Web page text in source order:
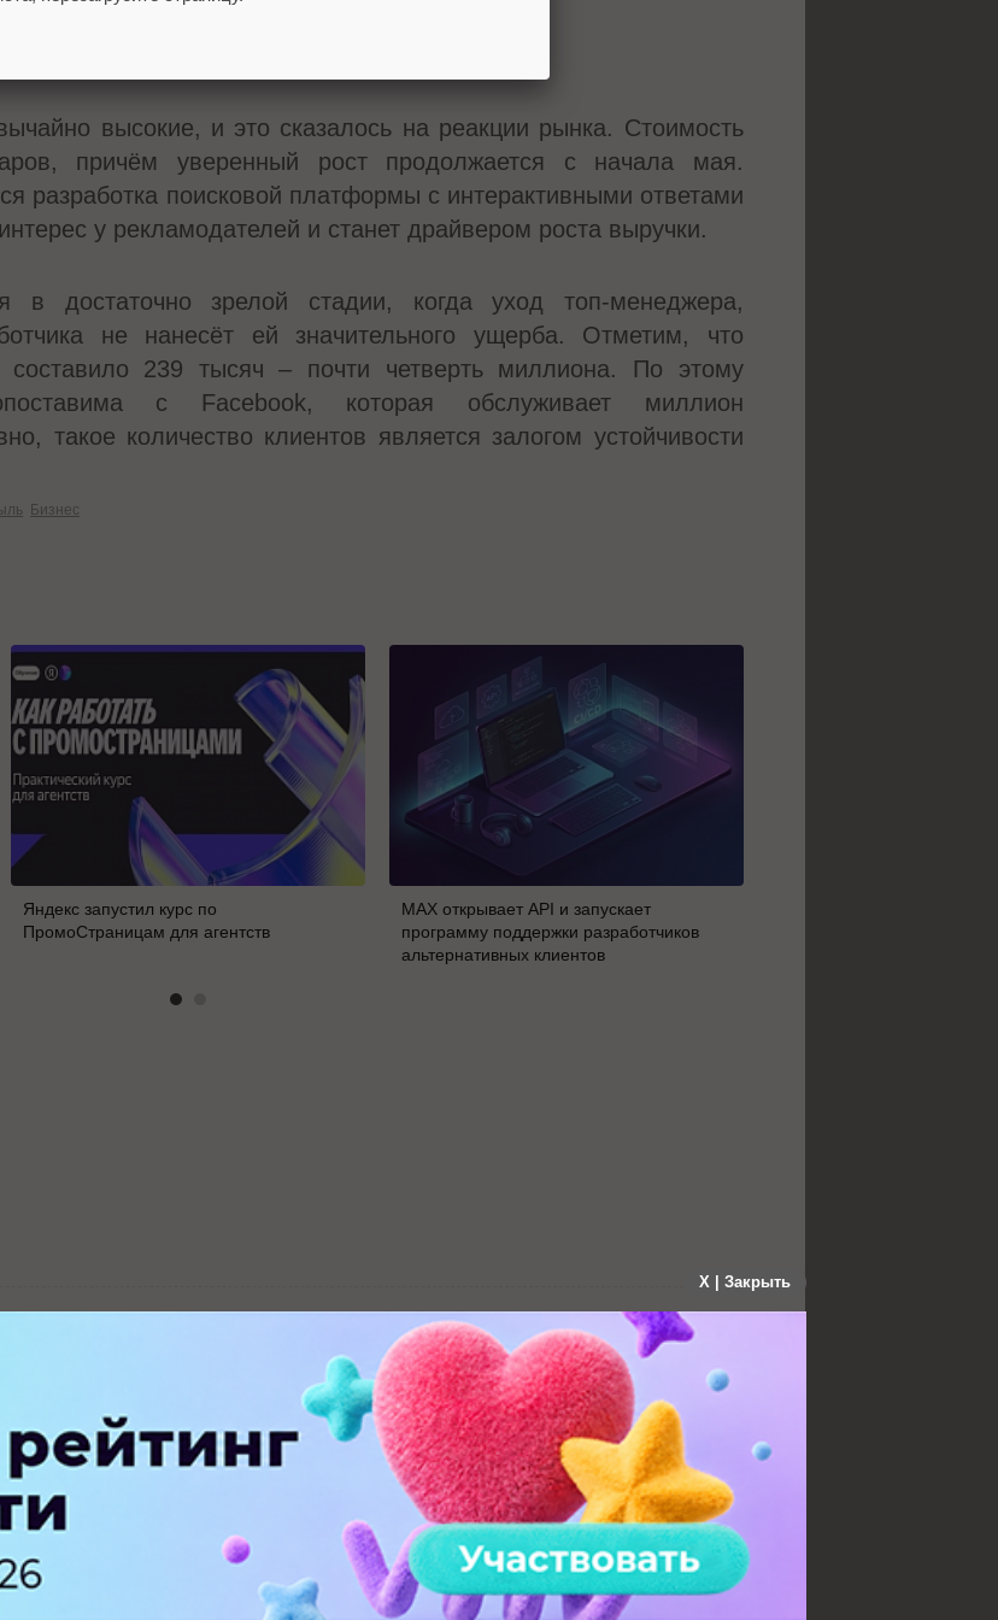
высокие, и это сказалось на реакции рынка. Стоимость
причём уверенный рост продолжается с начала мая.
разработка поисковой платформы с интерактивными ответами
у рекламодателей и станет драйвером роста выручки.
в достаточно зрелой стадии, когда уход топ-менеджера,
не нанесёт ей значительного ущерба. Отметим, что
составило 239 тысяч – почти четверть миллиона. По этому
с Facebook, которая обслуживает миллион
такое количество клиентов является залогом устойчивости
Бизнес
Яндекс запустил курс по
ПромоСтраницам для агентств
MAX открывает API и запускает
программу поддержки разработчиков
альтернативных клиентов
X | Закрыть
НА ПОЛНУЮ ВЕРСИЮ
Все права защищены. 2026